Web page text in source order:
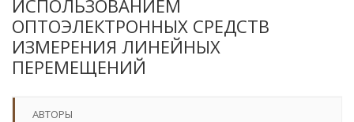
ИСПОЛЬЗОВАНИЕМ
ОПТОЭЛЕКТРОННЫХ СРЕДСТВ
ИЗМЕРЕНИЯ ЛИНЕЙНЫХ
ПЕРЕМЕЩЕНИЙ
АВТОРЫ